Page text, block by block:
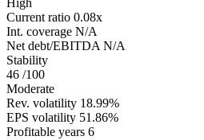
High
Current ratio 0.08x
Int. coverage N/A
Net debt/EBITDA N/A
Stability
46 /100
Moderate
Rev. volatility 18.99%
EPS volatility 51.86%
Profitable years 6